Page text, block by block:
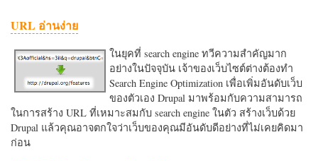
URL อ่านง่าย
ในยุคที่ search engine ทวีความสำคัญมาก
อย่างในปัจจุบัน เจ้าของเว็บไซต์ต่างต้องทำ
Search Engine Optimization เพื่อเพิ่มอันดับเว็บ
ของตัวเอง Drupal มาพร้อมกับความสามารถ
ในการสร้าง URL ที่เหมาะสมกับ search engine ในตัว สร้างเว็บด้วย
Drupal แล้วคุณอาจตกใจว่าเว็บของคุณมีอันดับดีอย่างที่ไม่เคยคิดมา
ก่อน